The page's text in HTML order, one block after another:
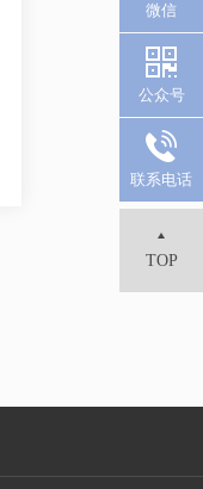
微信
公众号
联系电话
TOP